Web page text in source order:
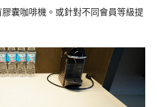
囊咖啡機。或針對不同會員等級提